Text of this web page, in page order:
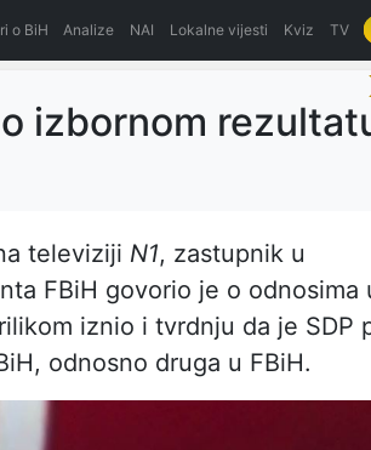
o BiH Analize NAI Lokalne vijesti Kviz TV
izbornom
televiziji N1, zastupnik u
FBiH govorio je o odnosima
iznio i tvrdnju da je SDP
odnosno druga u FBiH.